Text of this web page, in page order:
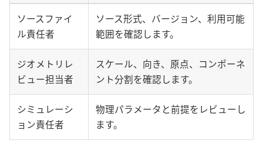
ソースファイ
ル責任者
ソース形式、バージョン、利用可能
範囲を確認します。
ジオメトリレ
ビュー担当者
スケール、向き、原点、コンポーネ
ント分割を確認します。
シミュレーシ
ョン責任者
物理パラメータと前提をレビューし
ます。